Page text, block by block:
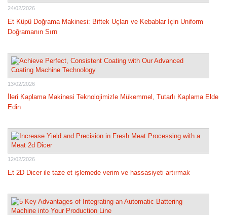
24/02/2026
Et Küpü Doğrama Makinesi: Biftek Uçları ve Kebablar İçin Uniform
Doğramanın Sırrı
13/02/2026
İleri Kaplama Makinesi Teknolojimizle Mükemmel, Tutarlı Kaplama Elde
Edin
12/02/2026
Et 2D Dicer ile taze et işlemede verim ve hassasiyeti artırmak